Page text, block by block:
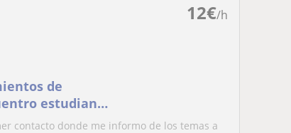
12€/h
de
estudiando
contacto donde me informo de los temas a